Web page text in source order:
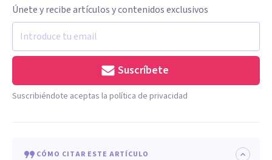
Únete y recibe artículos y contenidos exclusivos
Suscríbete
Suscribiéndote aceptas la política de privacidad
CÓMO CITAR ESTE ARTÍCULO